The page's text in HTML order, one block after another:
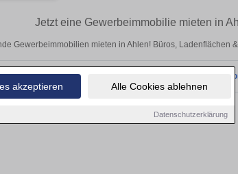
akzeptieren Alle Cookies ablehnen
Datenschutzerklärung
Jetzt eine Gewerbeimmobilie mieten in
Gewerbeimmobilien mieten in Ahlen! Büros, Ladenflächen
passenden Objekte finden. Schauen Sie bald wieder